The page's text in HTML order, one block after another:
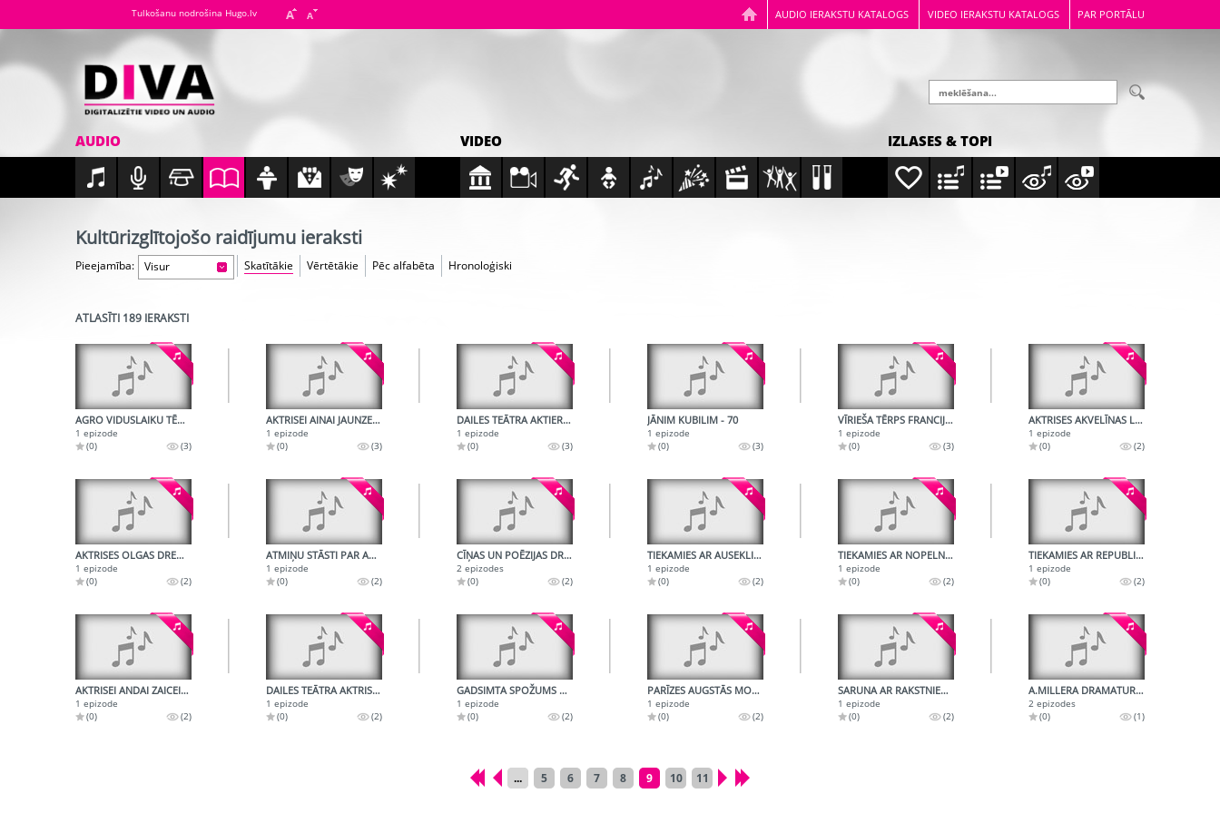
AUDIO IERAKSTU KATALOGS VIDEO IERAKSTU KATALOGS PAR PORTĀLU
Tulkošanu nodrošina Hugo.lv
AUDIO VIDEO IZLASES & TOPI
Kultūrizglītojošo raidījumu ieraksti
Pieejamība: Visur Skatītākie Vērtētākie Pēc alfabēta Hronoloģiski
ATLASĪTI 189 IERAKSTI
AGRO VIDUSLAIKU TĒRPS
1 epizode
(0)
(3)
AKTRISEI AINAI JAUNZEMEI - 50
1 epizode
(0)
(3)
DAILES TEĀTRA AKTIERIM ĀRIM ROZENTĀLAM - 60
1 epizode
(0)
(3)
JĀNIM KUBILIM - 70
1 epizode
(0)
(3)
VĪRIEŠA TĒRPS FRANCIJĀ LUIJA XIV LAIKĀ
1 epizode
(0)
(3)
AKTRISES AKVELĪNAS LĪVMANES RADIOPORTRETS
1 epizode
(0)
(2)
AKTRISES OLGAS DREĢES DAIĻRADE
1 epizode
(0)
(2)
ATMIŅU STĀSTI PAR ANDREJU UPĪTI
1 epizode
(0)
(2)
CĪŅAS UN POĒZIJAS DRAMATURĢIJA
2 epizodes
(0)
(2)
TIEKAMIES AR AUSEKLI BAUŠĶENIEKU
1 epizode
(0)
(2)
TIEKAMIES AR NOPELNIEM BAGĀTO MĀKSLAS DARBINIEKU RŪDOLFU PINNI
1 epizode
(0)
(2)
TIEKAMIES AR REPUBLIKAS TAUTAS MĀKSLINIEKU ROMI BĒMU
1 epizode
(0)
(2)
AKTRISEI ANDAI ZAICEI - 50
1 epizode
(0)
(2)
DAILES TEĀTRA AKTRISEI OLGAI DREĢEI - 60
1 epizode
(0)
(2)
GADSIMTA SPOŽUMS UN POSTS 18. GADSIMTĀ
1 epizode
(0)
(2)
PARĪZES AUGSTĀS MODES SĀKUMS - 19. GS. OTRĀ PUSE
1 epizode
(0)
(2)
SARUNA AR RAKSTNIEKU VALENTĪNU JAKOBSONU
1 epizode
(0)
(2)
A.MILLERA DRAMATURĢIJA
2 epizodes
(0)
(1)
... 5 6 7 8 9 10 11